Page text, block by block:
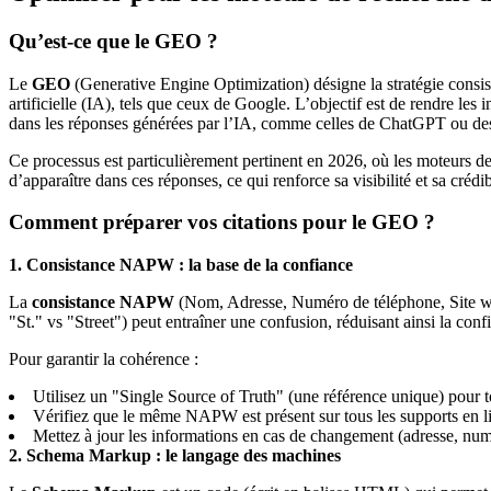
Qu’est-ce que le GEO ?
Le GEO (Generative Engine Optimization) désigne la stratégie
artificielle (IA), tels que ceux de Google. L’objectif est de rendre les
dans les réponses générées par l’IA, comme celles de ChatGPT ou
Ce processus est particulièrement pertinent en 2026, où les moteurs
d’apparaître dans ces réponses, ce qui renforce sa visibilité et sa
Comment préparer vos citations pour le GEO ?
1. Consistance NAPW : la base de la confiance
La consistance NAPW (Nom, Adresse, Numéro de téléphone, Site
"St." vs "Street") peut entraîner une confusion, réduisant ainsi la
Pour garantir la cohérence :
Utilisez un "Single Source of Truth" (une référence unique) pour
Vérifiez que le même NAPW est présent sur tous les supports
Mettez à jour les informations en cas de changement (adresse,
2. Schema Markup : le langage des machines